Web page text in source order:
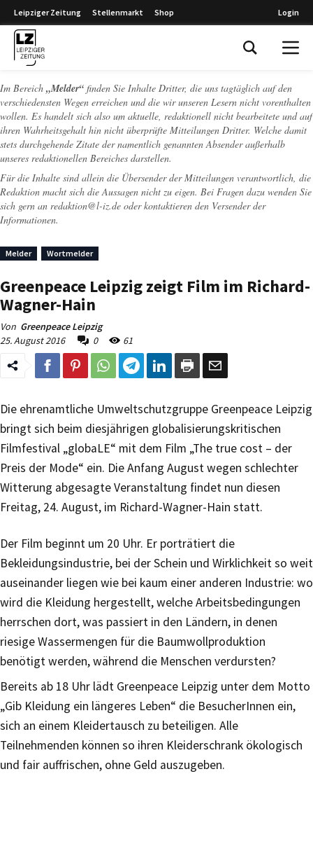
Leipziger Zeitung Stellenmarkt Shop Login
Im Bereich „Melder“ finden Sie Inhalte Dritter, die uns tagtäglich auf den
verschiedensten Wegen erreichen und die wir unseren Lesern nicht vorenthalten
wollen. Es handelt sich also um aktuelle, redaktionell nicht bearbeitete und auf
ihren Wahrheitsgehalt hin nicht überprüfte Mitteilungen Dritter. Welche damit
stets durchgehende Zitate der namentlich genannten Absender außerhalb
unseres redaktionellen Bereiches darstellen.
Für die Inhalte sind allein die Übersender der Mitteilungen verantwortlich, die
Redaktion macht sich die Aussagen nicht zu eigen. Bei Fragen dazu wenden Sie
sich gern an redaktion@l-iz.de oder kontaktieren den Versender der
Informationen.
Melder Wortmelder
Greenpeace Leipzig zeigt Film im Richard-
Wagner-Hain
Von Greenpeace Leipzig
25. August 2016
0 61
Die ehrenamtliche Umweltschutzgruppe Greenpeace Leipzig
bringt sich beim diesjährigen globalisierungskritischen
Filmfestival „globaLE“ mit dem Film „The true cost – der
Preis der Mode“ ein. Die Anfang August wegen schlechter
Witterung abgesagte Veranstaltung findet nun diesen
Freitag, 24. August, im Richard-Wagner-Hain statt.
Der Film beginnt um 20 Uhr. Er porträtiert die
Bekleidungsindustrie, bei der Schein und Wirklichkeit so weit
auseinander liegen wie bei kaum einer anderen Industrie: wo
wird die Kleidung hergestellt, welche Arbeitsbedingungen
herrschen dort, was passiert in den Ländern, in denen
riesige Wassermengen für die Baumwollproduktion
benötigt werden, während die Menschen verdursten?
Bereits ab 18 Uhr lädt Greenpeace Leipzig unter dem Motto
„Gib Kleidung ein längeres Leben“ die BesucherInnen ein,
sich an einem Kleidertausch zu beteiligen. Alle
Teilnehmenden können so ihren Kleiderschrank ökologisch
und fair auffrischen, ohne Geld auszugeben.